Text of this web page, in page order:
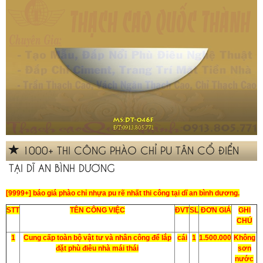
1000+ THI CÔNG PHÀO CHỈ PU TÂN CỔ ĐIỂN
TẠI DĨ AN BÌNH DƯƠNG
[9999+] báo giá phào chỉ nhựa pu rẽ nhất thi công tại dĩ an bình dương.
STT TÊN CÔNG VIỆC ĐVTSL ĐƠN GIÁ
GHI
CHÚ
1
Cung cấp toàn bộ vật tư và nhân công để lắp
đặt phù điêu nhà mái thái
cái 1 1.500.000 Không
sơn
nước